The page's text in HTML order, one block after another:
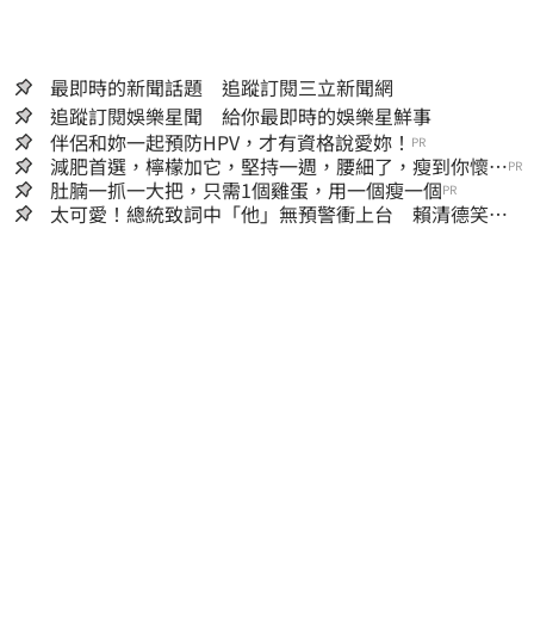
最即時的新聞話題 追蹤訂閱三立新聞網
追蹤訂閱娛樂星聞 給你最即時的娛樂星鮮事
伴侶和妳一起預防HPV，才有資格說愛妳！ PR
減肥首選，檸檬加它，堅持一週，腰細了，瘦到你懷疑
人生
PR
肚腩一抓一大把，只需1個雞蛋，用一個瘦一個PR
太可愛！總統致詞中「他」無預警衝上台 賴清德笑